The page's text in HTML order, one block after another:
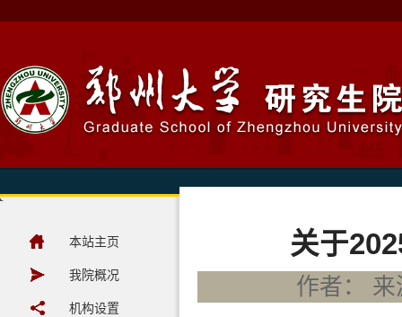
本站主页
我院概况
机构设置
关于
作者：